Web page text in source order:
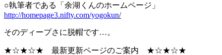
○執筆者である「余湖くんのホームページ」
http://homepage3.nifty.com/yogokun/
そのディープさに脱帽です…。
★☆★☆★ 最新更新ページのご案内 ★☆★☆★